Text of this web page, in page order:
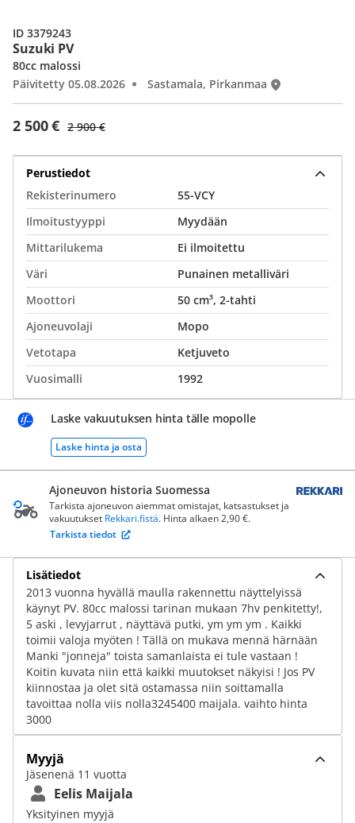
Suzuki PV
2 500 € 2 900 €
80cc malossi
Päivitetty 05.08.2026
Sastamala, Pirkanmaa
ID 3379243
Perustiedot
Rekisterinumero
55-VCY
Ilmoitustyyppi
Myydään
Mittarilukema
Ei ilmoitettu
Väri
Punainen metalliväri
Moottori
50 cm³, 2-tahti
Ajoneuvolaji
Mopo
Vetotapa
Ketjuveto
Vuosimalli
1992
Laske vakuutuksen hinta tälle mopolle
Laske hinta ja osta
Ajoneuvon historia Suomessa
Tarkista ajoneuvon aiemmat omistajat, katsastukset ja
vakuutukset Rekkari.fistä. Hinta alkaen 2,90 €.
Tarkista tiedot
Lisätiedot
2013 vuonna hyvällä maulla rakennettu näyttelyissä
käynyt PV. 80cc malossi tarinan mukaan 7hv penkitetty!,
5 aski , levyjarrut , näyttävä putki, ym ym ym . Kaikki
toimii valoja myöten ! Tällä on mukava mennä härnään
Manki "jonneja" toista samanlaista ei tule vastaan !
Koitin kuvata niin että kaikki muutokset näkyisi ! Jos PV
kiinnostaa ja olet sitä ostamassa niin soittamalla
tavoittaa nolla viis nolla3245400 maijala. vaihto hinta
3000
Myyjä
Jäsenenä 11 vuotta
Eelis Maijala
Yksityinen myyjä